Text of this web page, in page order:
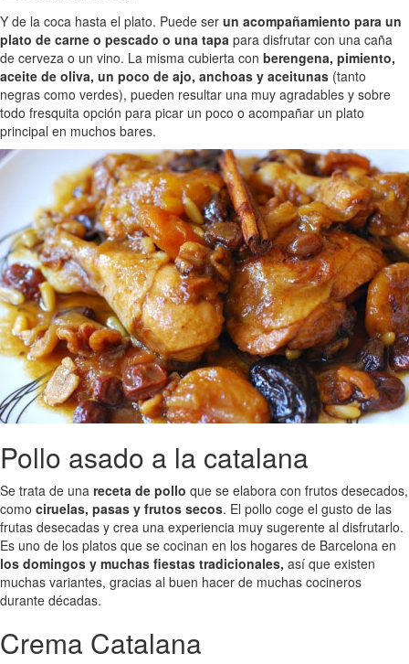
Y de la coca hasta el plato. Puede ser un acompañamiento para un
plato de carne o pescado o una tapa para disfrutar con una caña
de cerveza o un vino. La misma cubierta con berengena, pimiento,
aceite de oliva, un poco de ajo, anchoas y aceitunas (tanto
negras como verdes), pueden resultar una muy agradables y sobre
todo fresquita opción para picar un poco o acompañar un plato
principal en muchos bares.
Pollo asado a la catalana
Se trata de una receta de pollo que se elabora con frutos desecados,
como ciruelas, pasas y frutos secos. El pollo coge el gusto de las
frutas desecadas y crea una experiencia muy sugerente al disfrutarlo.
Es uno de los platos que se cocinan en los hogares de Barcelona en
los domingos y muchas fiestas tradicionales, así que existen
muchas variantes, gracias al buen hacer de muchas cocineros
durante décadas.
Crema Catalana